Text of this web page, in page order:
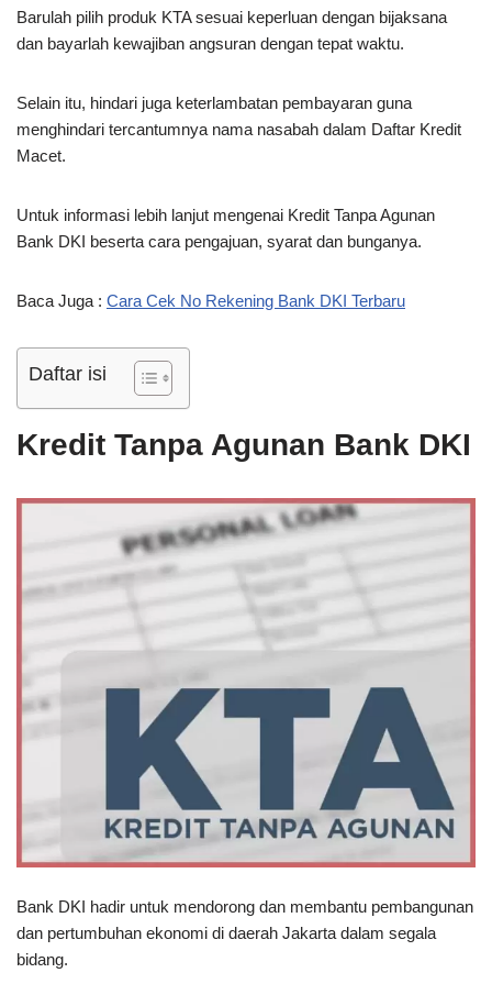
Barulah pilih produk KTA sesuai keperluan dengan bijaksana
dan bayarlah kewajiban angsuran dengan tepat waktu.
Selain itu, hindari juga keterlambatan pembayaran guna
menghindari tercantumnya nama nasabah dalam Daftar Kredit
Macet.
Untuk informasi lebih lanjut mengenai Kredit Tanpa Agunan
Bank DKI beserta cara pengajuan, syarat dan bunganya.
Baca Juga : Cara Cek No Rekening Bank DKI Terbaru
Daftar isi
Kredit Tanpa Agunan Bank DKI
Bank DKI hadir untuk mendorong dan membantu pembangunan
dan pertumbuhan ekonomi di daerah Jakarta dalam segala
bidang.